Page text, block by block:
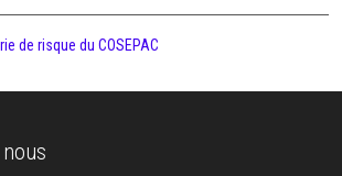
de risque du COSEPAC